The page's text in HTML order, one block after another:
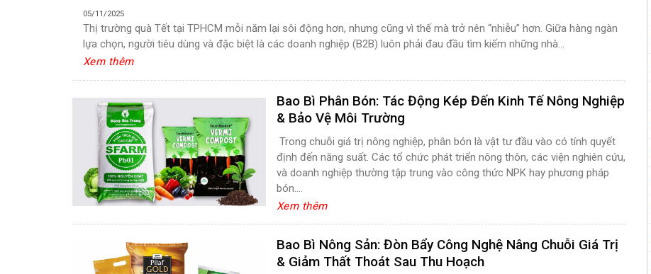
05/11/2025
Thị trường quà Tết tại TPHCM mỗi năm lại sôi động hơn, nhưng cũng vì thế mà trở nên “nhiễu” hơn. Giữa hàng ngàn
lựa chọn, người tiêu dùng và đặc biệt là các doanh nghiệp (B2B) luôn phải đau đầu tìm kiếm những nhà...
Xem thêm
Bao Bì Phân Bón: Tác Động Kép Đến Kinh Tế Nông Nghiệp
& Bảo Vệ Môi Trường
Trong chuỗi giá trị nông nghiệp, phân bón là vật tư đầu vào có tính quyết
định đến năng suất. Các tổ chức phát triển nông thôn, các viện nghiên cứu,
và doanh nghiệp thường tập trung vào công thức NPK hay phương pháp
bón....
Xem thêm
Bao Bì Nông Sản: Đòn Bẩy Công Nghệ Nâng Chuỗi Giá Trị
& Giảm Thất Thoát Sau Thu Hoạch